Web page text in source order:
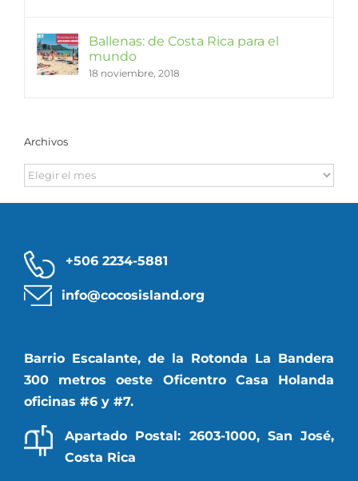
Ballenas: de Costa Rica para el
mundo
18 noviembre, 2018
Archivos
Archivos
+506 2234-5881
info@cocosisland.org
Barrio Escalante, de la Rotonda La Bandera
300 metros oeste Oficentro Casa Holanda
oficinas #6 y #7.
Apartado Postal: 2603-1000, San José,
Costa Rica